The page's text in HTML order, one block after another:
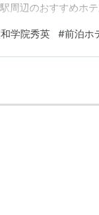
周辺のおすすめホ
る方は参考にして
ス…
学院秀英 #前泊ホ